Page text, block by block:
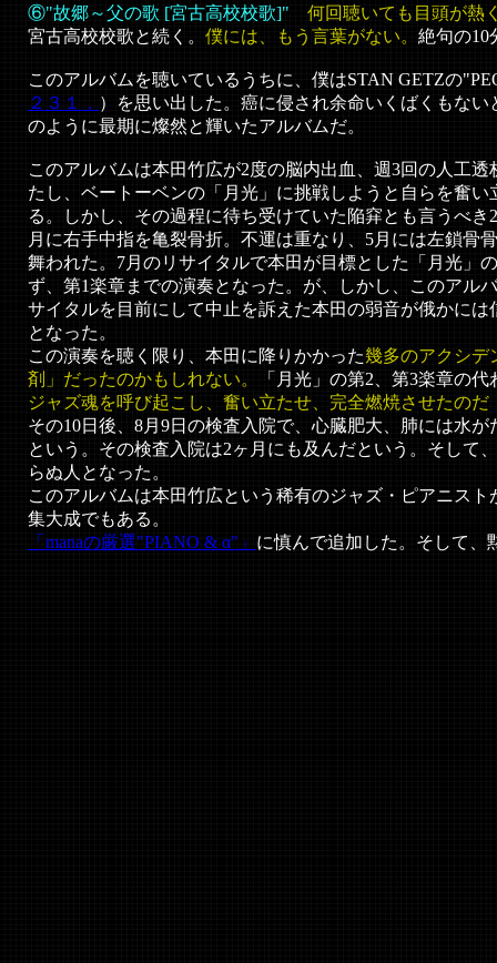
⑥"故郷～父の歌 [宮古高校校歌]"
何回聴いても目頭が熱
宮古高校校歌と続く。 僕には、もう言葉がない。 絶句の10
このアルバムを聴いているうちに、僕はSTAN GETZの
２３１． ）を思い出した。癌に侵され余命いくばくもな
のように最期に燦然と輝いたアルバムだ。
このアルバムは本田竹広が2度の脳内出血、週3回の人工
たし、ベートーベンの「月光」に挑戦しようと自らを奮
る。しかし、その過程に待ち受けていた陥穽とも言うべき
月に右手中指を亀裂骨折。不運は重なり、5月には左鎖骨
舞われた。7月のリサイタルで本田が目標とした「月光」
ず、第1楽章までの演奏となった。が、しかし、このアル
サイタルを目前にして中止を訴えた本田の弱音が俄かに
となった。
この演奏を聴く限り、本田に降りかかった幾多のアクシデ
剤」だったのかもしれない。
「月光」の第2、第3楽章の
ジャズ魂を呼び起こし、奮い立たせ、完全燃焼させたのだ
その10日後、8月9日の検査入院で、心臓肥大、肺には水
という。その検査入院は2ヶ月にも及んだという。そして
らぬ人となった。
このアルバムは本田竹広という稀有のジャズ・ピアニス
集大成でもある。
「manaの厳選"PIANO & α"」 に慎んで追加した。そし